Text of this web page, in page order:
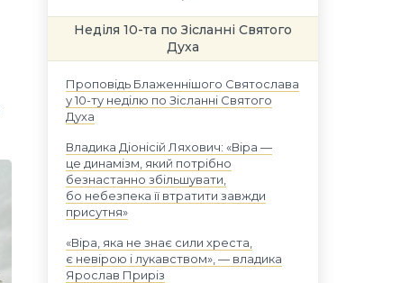
Неділя 10-та по Зісланні Святого
Духа
Проповідь Блаженнішого Святослава
у 10-ту неділю по Зісланні Святого
Духа
Владика Діонісій Ляхович: «Віра —
це динамізм, який потрібно
безнастанно збільшувати,
бо небезпека її втратити завжди
присутня»
«Віра, яка не знає сили хреста,
є невірою і лукавством», — владика
Ярослав Приріз